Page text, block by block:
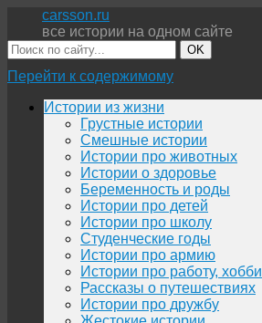
carsson.ru
все истории на одном сайте
OK
Перейти к содержимому
Истории из жизни
Грустные истории
Смешные истории
Истории про животных
Истории о здоровье
Беременность и роды
Истории про детей
Истории про школу
Студенческие годы
Истории про армию
Истории про работу, хобби
Рассказы о путешествиях
Истории про дружбу